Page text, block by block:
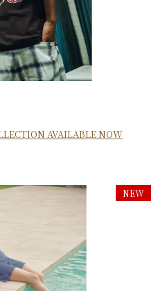
AVAILABLE NOW
NEW